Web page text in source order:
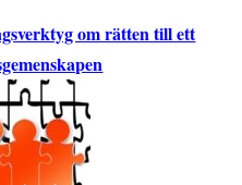
om rätten till ett